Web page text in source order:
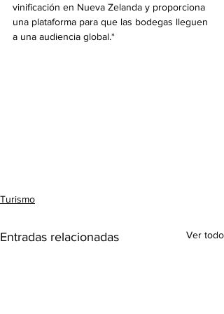
vinificación en Nueva Zelanda y proporciona
una plataforma para que las bodegas lleguen
a una audiencia global.*
Turismo
Entradas relacionadas Ver todo